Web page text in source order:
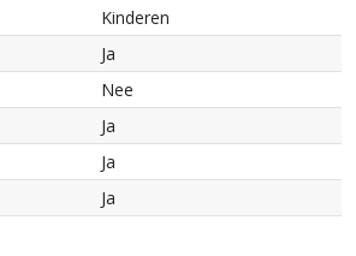
Kinderen
Ja
Nee
Ja
Ja
Ja